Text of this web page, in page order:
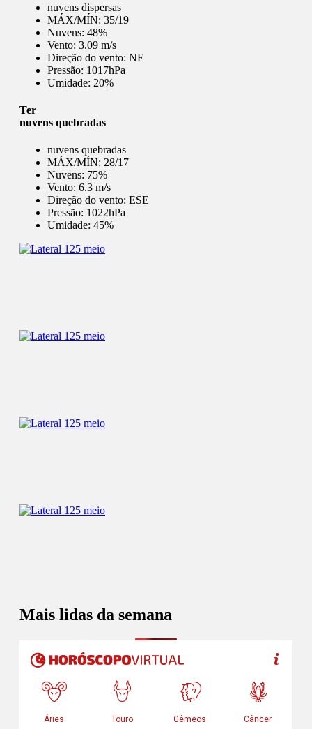
nuvens dispersas
MÁX/MÍN: 35/19
Nuvens: 48%
Vento: 3.09 m/s
Direção do vento: NE
Pressão: 1017hPa
Umidade: 20%
Ter
nuvens quebradas
nuvens quebradas
MÁX/MÍN: 28/17
Nuvens: 75%
Vento: 6.3 m/s
Direção do vento: ESE
Pressão: 1022hPa
Umidade: 45%
Mais lidas da semana